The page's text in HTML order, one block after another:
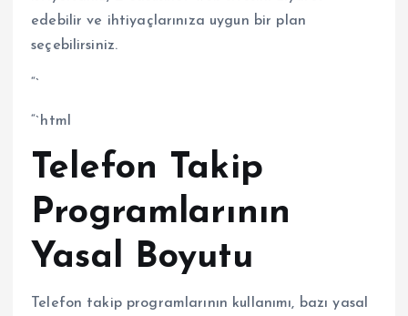
edebilir ve ihtiyaçlarınıza uygun bir plan
seçebilirsiniz.
“`
“`html
Telefon Takip
Programlarının
Yasal Boyutu
Telefon takip programlarının kullanımı, bazı yasal